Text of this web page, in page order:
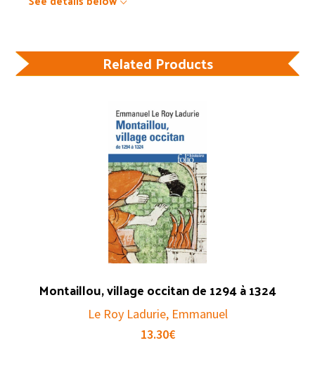
Related Products
Montaillou, village occitan de 1294 à 1324
Le Roy Ladurie, Emmanuel
13.30€